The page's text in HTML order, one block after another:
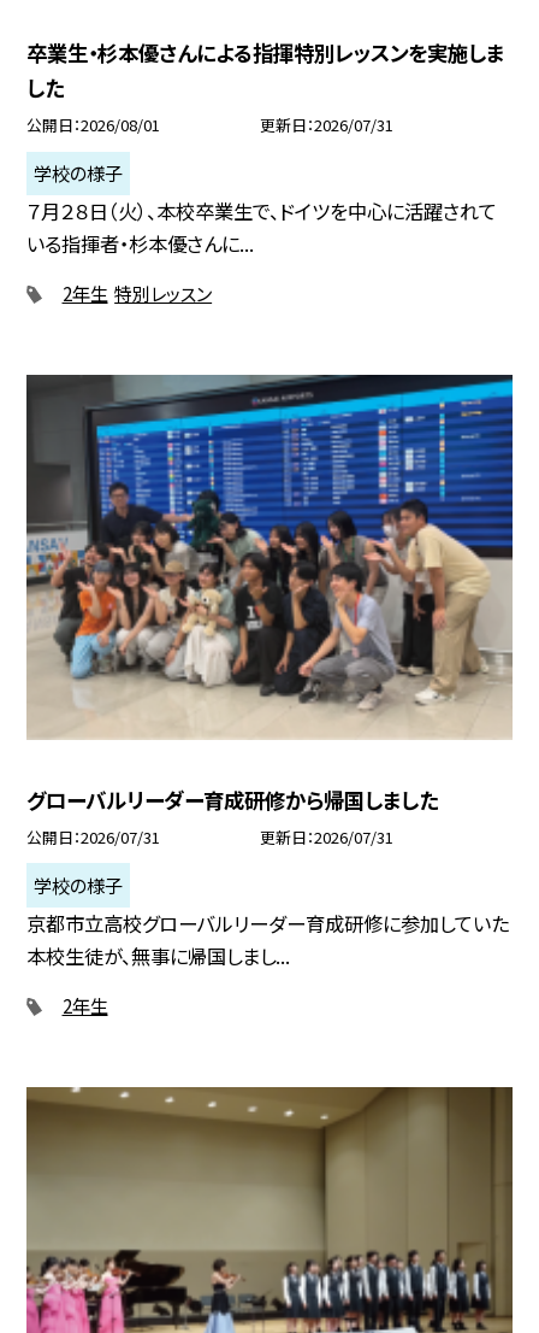
卒業生・杉本優さんによる指揮特別レッスンを実施しま
した
公開日 2026/08/01 更新日 2026/07/31
学校の様子
７月２８日（火）、本校卒業生で、ドイツを中心に活躍されて
いる指揮者・杉本優さんに...
2年生 特別レッスン
グローバルリーダー育成研修から帰国しました
公開日 2026/07/31 更新日 2026/07/31
学校の様子
京都市立高校グローバルリーダー育成研修に参加していた
本校生徒が、無事に帰国しまし...
2年生